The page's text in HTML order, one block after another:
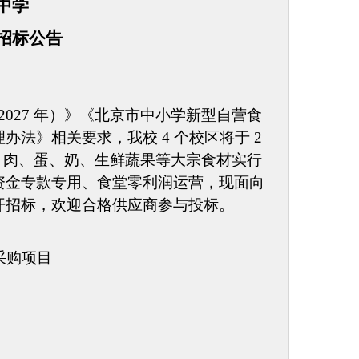
学
标公告
年）》《北京市中小学新型自营食
法》相关要求，我校 4 个校区将于 2
、蛋、奶、生鲜蔬果等大宗食材实行
金专款专用、食堂零利润运营，现面向
标，欢迎合格供应商参与投标。
项目